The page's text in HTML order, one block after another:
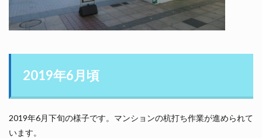
2019年6月頃
2019年6月下旬の様子です。マンションの杭打ち作業が進められて
います。